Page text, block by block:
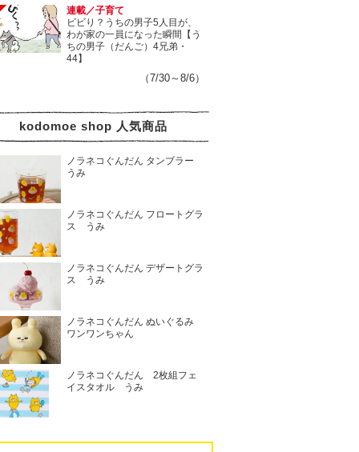
連載／子育て
ビビり？うちの男子5人目が、
わが家の一員になった瞬間【う
ちの男子（だんご）4兄弟・
44】
（7/30～8/6）
kodomoe shop 人気商品
ノラネコぐんだん タンブラー
うみ
ノラネコぐんだん フロートグラ
ス うみ
ノラネコぐんだん デザートグラ
ス うみ
ノラネコぐんだん ぬいぐるみ
ワンワンちゃん
ノラネコぐんだん 2枚組フェ
イスタオル うみ